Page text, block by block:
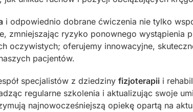
i odpowiednio dobrane ćwiczenia nie tylko
zmniejszając ryzyko ponownego wystąpienia
oczywistych; oferujemy innowacyjne,
pacjentów.
specjalistów z dziedziny fizjoterapii i
regularne szkolenia i aktualizując swoje
najnowocześniejszą opiekę opartą na